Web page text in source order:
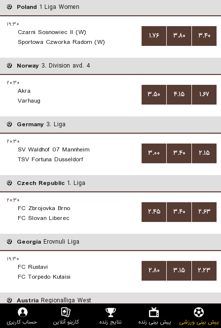
Poland 1 Liga Women
۱۹:۳۰
Czarni Sosnowiec II (W)
Sportowa Czworka Radom (W)
۱.۷۶ ۳.۸۰ ۳.۴۰
Norway 3. Division avd. 4
۲۰:۳۰
Akra
Varhaug
۳.۵۰ ۴.۱۵ ۱.۶۷
Germany 3. Liga
۲۰:۳۰
SV Waldhof 07 Mannheim
TSV Fortuna Dusseldorf
۳.۰۰ ۳.۴۰ ۲.۱۵
Czech Republic 1. Liga
۲۰:۳۰
FC Zbrojovka Brno
FC Slovan Liberec
۲.۴۵ ۳.۴۰ ۲.۶۳
Georgia Erovnuli Liga
۱۹:۳۰
FC Rustavi
FC Torpedo Kutaisi
۲.۸۰ ۳.۱۵ ۲.۲۳
Austria Regionalliga West
۱۹:۳۰
VfB Hohenems پیش بینی ورزشی پیش بینی زنده نتایج زنده کازینو آنلاین حساب کاربری